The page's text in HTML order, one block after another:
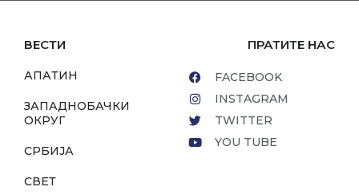
ВЕСТИ
АПАТИН
ЗАПАДНОБАЧКИ
ОКРУГ
СРБИЈА
СВЕТ
ПРАТИТЕ НАС
FACEBOOK
INSTAGRAM
TWITTER
YOU TUBE